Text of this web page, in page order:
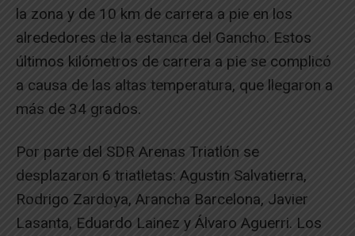
la zona y de 10 km de carrera a pie en los
alrededores de la estanca del Gancho. Estos
últimos kilómetros de carrera a pie se complicó
a causa de las altas temperatura, que llegaron a
más de 34 grados.
Por parte del SDR Arenas Triatlón se
desplazaron 6 triatletas: Agustin Salvatierra,
Rodrigo Zardoya, Arancha Barcelona, Javier
Lasanta, Eduardo Lainez y Álvaro Aguerri. Los